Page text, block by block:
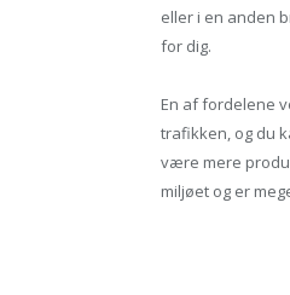
eller i en anden
for dig.
En af fordelene
trafikken, og du
være mere
miljøet og er